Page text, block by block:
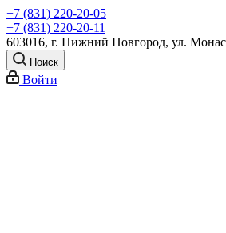
+7 (831) 220-20-05
+7 (831) 220-20-11
603016, г. Нижний Новгород, ул.
Поиск
Войти